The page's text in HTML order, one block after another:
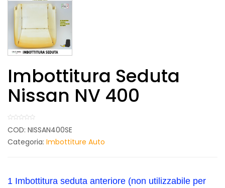
Imbottitura Seduta
Nissan NV 400
COD: NISSAN400SE
Categoria: Imbottiture Auto
1 Imbottitura seduta anteriore (non utilizzabile per